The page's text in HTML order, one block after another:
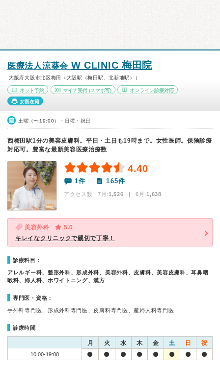
医療法人涼葵会 W CLINIC 梅田院
大阪府大阪市北区梅田（大阪駅（梅田駅、北新地駅））
ネット予約 マイナ受付(スマホ可) オンライン診療対応
女医在籍
土曜（〜19:00）・日曜・祝日
西梅田駅1分の美容皮膚科。平日・土日も19時まで。女性医師。保険診療
対応可。豊富な最新美容医療治療数
4.40
1件 165件
アクセス数 7月:1,526 | 6月:1,638
美容外科
5.0
キレイなクリニックで親切で丁寧！
診療科目：
アレルギー科、整形外科、形成外科、美容外科、皮膚科、美容皮膚科、耳鼻咽
喉科、婦人科、ホワイトニング、漢方
専門医・資格：
手外科専門医、形成外科専門医、皮膚科専門医、産婦人科専門医
診療時間
月 火 水 木 金 土 日 祝
10:00-19:00